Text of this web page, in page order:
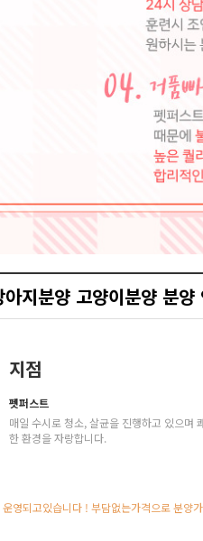
지분양 고양이분양 분양
지점
펫퍼스트
매일 수시로 청소, 살균을 진행하고 있으며
한 환경을 자랑합니다.
영되고있습니다 ! 부담없는가격으로 분양